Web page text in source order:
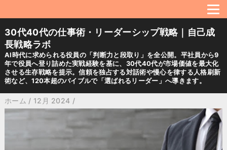
30代40代の仕事術・リーダーシップ戦略｜自己成
長戦略ラボ
AI時代に求められる役員の「判断力と段取り」を全公開。平社員から9
年で役員へ登り詰めた実戦経験を基に、30代40代が市場価値を最大化
させる生存戦略を提示。信頼を独占する対話術や慢心を律する人格刷新
術など、120本超のバイブルで「選ばれるリーダー」へ導きます。
ホーム / 12月 2024 /